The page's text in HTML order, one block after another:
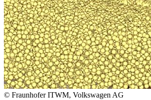
© Fraunhofer ITWM, Volkswagen AG